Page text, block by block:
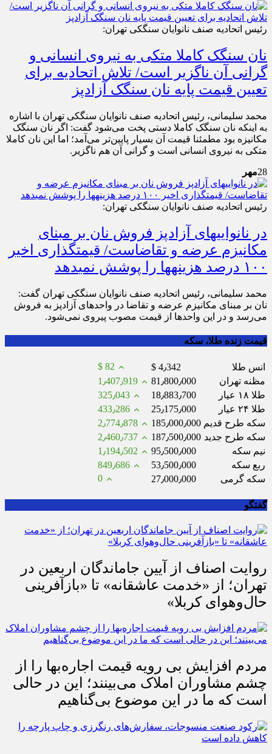
رئیس اتحادیه صنف نانوایان سنگکی تهران:
نان سنگک کاملا متکی به نیروی انسانی و
گرانی آن ناگزیر است/ تلاش اتحادیه برای
تعیین قیمت پایه نان سنگک آزادپز
محمد سلیمانی، رئیس اتحادیه صنف نانوایان سنگکی تهران با اشاره
به اینکه نان سنگک کاملا دستی پخت می‌شود گفت: اگر نان سنگک
مکانیزه بود مطمئنا قیمت آن بسیار پایین‌تر می‌آمد؛ اما این نان کاملا
متکی به نیروی انسانی است و گرانی آن هم ناگزیر.
28مهر
رئیس اتحادیه صنف نانوایان سنگکی تهران:
در نانوایی‎های آزادپز فروش نان بر مبنای
مکانیزم عرضه و تقاضاست/ قیمت‎گذاری اخیر
۱۰۰ درصد هزینه‎ها را پوشش نمی‎دهد
محمد سلیمانی، رئیس اتحادیه صنف نانوایان سنگکی تهران گفت:
نان بر مبنای مکانیزم عرضه و تقاضا در واحد‌های آزادپز به فروش
می‌رسد و در این واحد‌ها از قیمت مصوب پیروی نمی‌شود.
قیمت زنده طلا، سکه
انس طلا $ 4٫342
$ 82
مظنه تهران
81٫800٫000
1٫407٫919
طلا ۱۸ عیار
18٫883٫700
325٫043
طلا ۲۴ عیار
25٫175٫000
433٫286
سکه طرح قدیم 185٫000٫000
2٫774٫878
سکه طرح جدید 187٫500٫000
2٫460٫737
نیم سکه
95٫500٫000
1٫194٫502
ربع سکه
53٫500٫000
849٫686
سکه گرمی
27٫000٫000 0
گفتگو
روایت اصناف از آیین جاماندگان اربعین در
تهران؛ از «خدمت عاشقانه» تا «بازآفرینی
حال‌وهوای کربلا»
مردم افزایش بی رویه قیمت اجاره‌بها را از
چشم مشاوران املاک می‌بینند؛ این در حالی
است که ما در این موضوع بی‌گناهیم